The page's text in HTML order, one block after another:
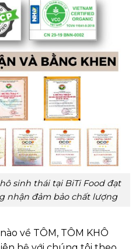
sinh thái tại BiTi Food đạt
nhận đảm bảo chất lượng
về TÔM, TÔM KHÔ